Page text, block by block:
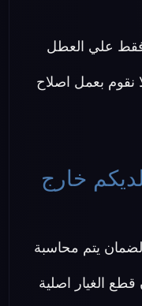
علي العطل
نقوم بعمل اصلاح
خارج
يتم محاسبة
الغيار اصلية